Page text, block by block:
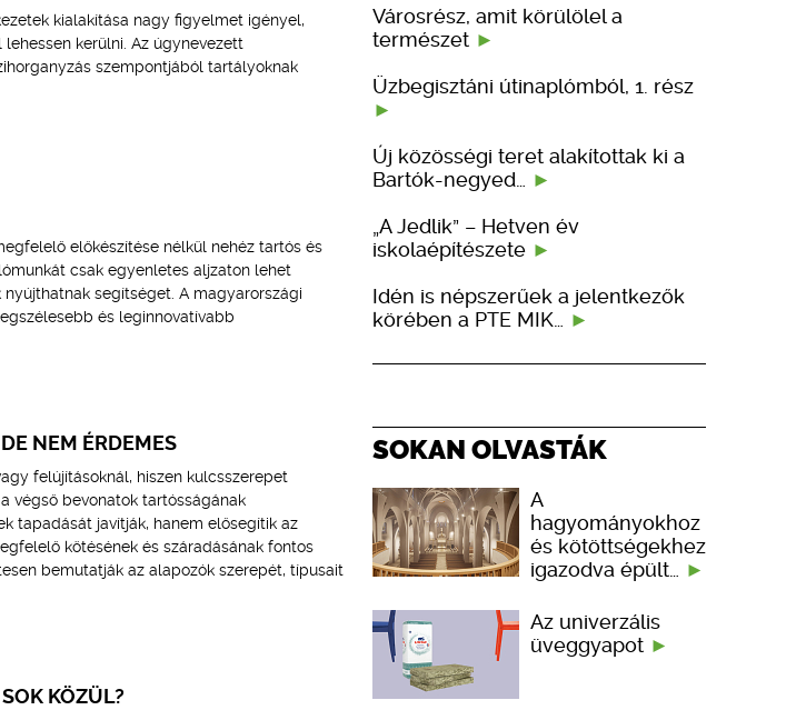
kialakítása nagy figyelmet igényel,
kerülni. Az úgynevezett
szempontjából tartályoknak
előkészítése nélkül nehéz tartós és
csak egyenletes aljzaton lehet
segítséget. A magyarországi
és leginnovatívabb
NEM ÉRDEMES
felújításoknál, hiszen kulcsszerepet
végső bevonatok tartósságának
tapadását javítják, hanem elősegítik az
kötésének és száradásának fontos
bemutatják az alapozók szerepét, típusait
KÖZÜL?
Városrész, amit körülölel a
természet
Üzbegisztáni útinaplómból, 1. rész
Új közösségi teret alakítottak ki a
Bartók-negyed…
„A Jedlik” – Hetven év
iskolaépítészete
Idén is népszerűek a jelentkezők
körében a PTE MIK…
SOKAN OLVASTÁK
A
hagyományokhoz
és kötöttségekhez
igazodva épült…
Az univerzális
üveggyapot